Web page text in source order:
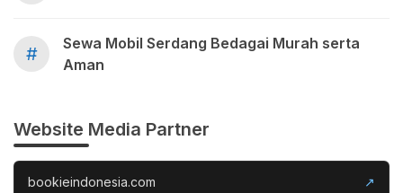
#
Sewa Mobil Serdang Bedagai Murah serta
Aman
Website Media Partner
bookieindonesia.com ↗